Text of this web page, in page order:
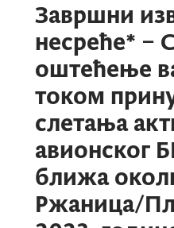
Завршни
несреће* –
оштећење
током
слетања
авионског
ближа
Ржаница/